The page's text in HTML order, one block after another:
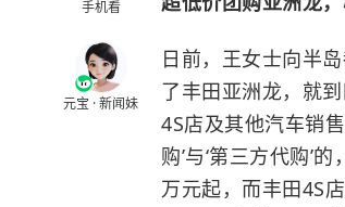
手机看
元宝 · 新闻妹
日前，王女士向半
了丰田亚洲龙，就
4S店及其他汽车销
购’与‘第三方代购’
万元起，而丰田4S